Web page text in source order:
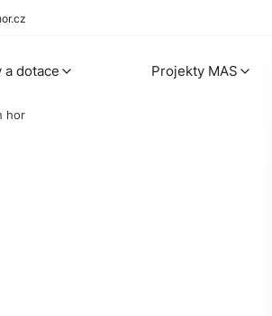
a dotace Projekty MAS
hor